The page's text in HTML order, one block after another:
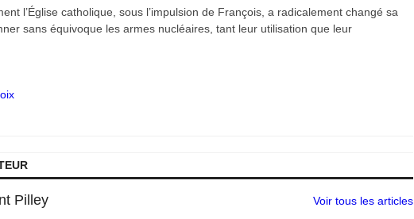
l’Église catholique, sous l’impulsion de François, a radicalement changé sa
sans équivoque les armes nucléaires, tant leur utilisation que leur
Pilley Voir tous les articles